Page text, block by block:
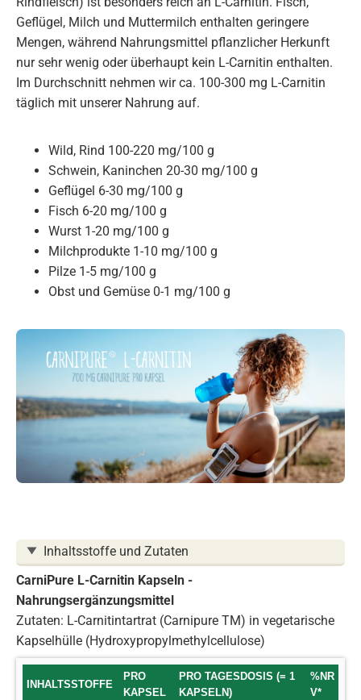
Geflügel, Milch und Muttermilch enthalten geringere
Mengen, während Nahrungsmittel pflanzlicher Herkunft
nur sehr wenig oder überhaupt kein L-Carnitin enthalten.
Im Durchschnitt nehmen wir ca. 100-300 mg L-Carnitin
täglich mit unserer Nahrung auf.
Wild, Rind 100-220 mg/100 g
Schwein, Kaninchen 20-30 mg/100 g
Geflügel 6-30 mg/100 g
Fisch 6-20 mg/100 g
Wurst 1-20 mg/100 g
Milchprodukte 1-10 mg/100 g
Pilze 1-5 mg/100 g
Obst und Gemüse 0-1 mg/100 g
Inhaltsstoffe und Zutaten
CarniPure L-Carnitin Kapseln -
Nahrungsergänzungsmittel
Zutaten: L-Carnitintartrat (Carnipure TM) in vegetarische
Kapselhülle (Hydroxypropylmethylcellulose)
INHALTSSTOFFE
PRO
KAPSEL
PRO TAGESDOSIS (= 1
KAPSELN)
%NR
V*